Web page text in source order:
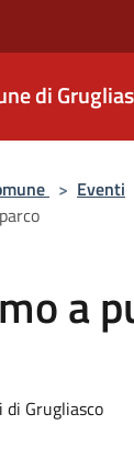
di
> Eventi
a
di Grugliasco